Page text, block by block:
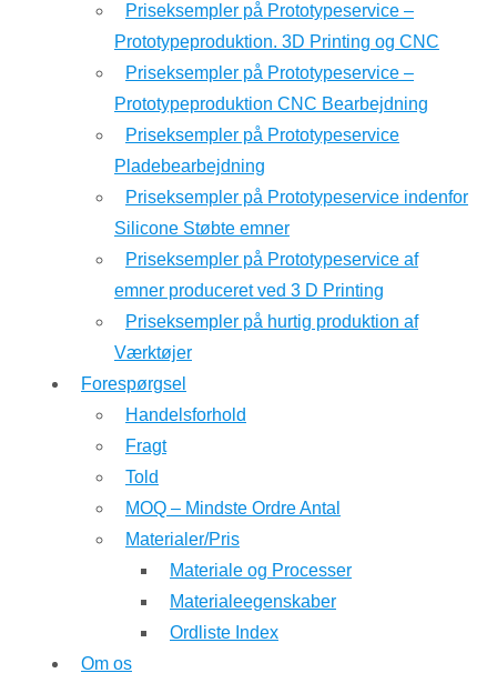
Priseksempler på Prototypeservice –
Prototypeproduktion. 3D Printing og CNC
Priseksempler på Prototypeservice –
Prototypeproduktion CNC Bearbejdning
Priseksempler på Prototypeservice
Pladebearbejdning
Priseksempler på Prototypeservice indenfor
Silicone Støbte emner
Priseksempler på Prototypeservice af
emner produceret ved 3 D Printing
Priseksempler på hurtig produktion af
Værktøjer
Forespørgsel
Handelsforhold
Fragt
Told
MOQ – Mindste Ordre Antal
Materialer/Pris
Materiale og Processer
Materialeegenskaber
Ordliste Index
Om os